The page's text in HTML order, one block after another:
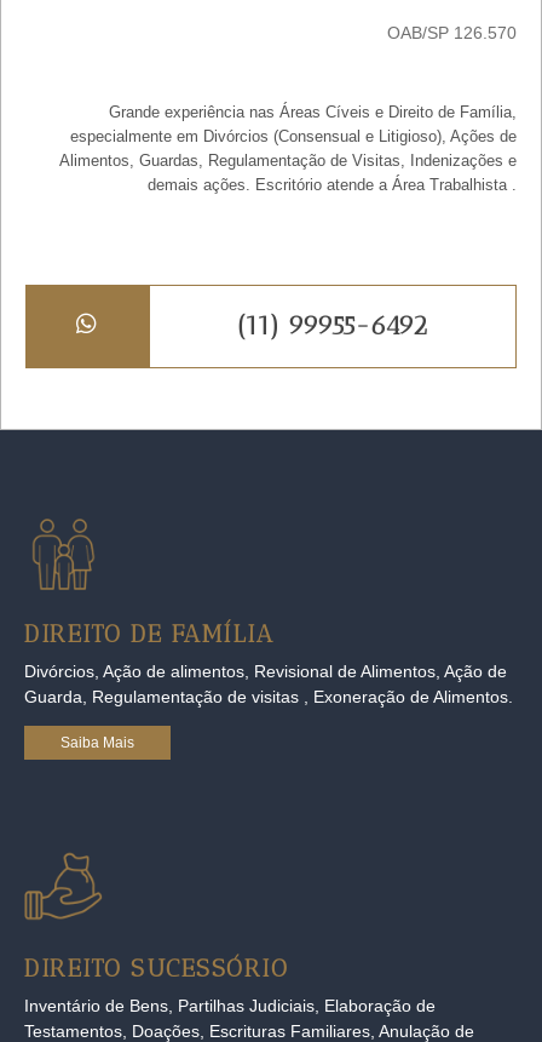
OAB/SP 126.570
Grande experiência nas Áreas Cíveis e Direito de Família,
especialmente em Divórcios (Consensual e Litigioso), Ações de
Alimentos, Guardas, Regulamentação de Visitas, Indenizações e
demais ações. Escritório atende a Área Trabalhista .
(11) 99955-6492
DIREITO DE FAMÍLIA
Divórcios, Ação de alimentos, Revisional de Alimentos, Ação de
Guarda, Regulamentação de visitas , Exoneração de Alimentos.
Saiba Mais
DIREITO SUCESSÓRIO
Inventário de Bens, Partilhas Judiciais, Elaboração de
Testamentos, Doações, Escrituras Familiares, Anulação de